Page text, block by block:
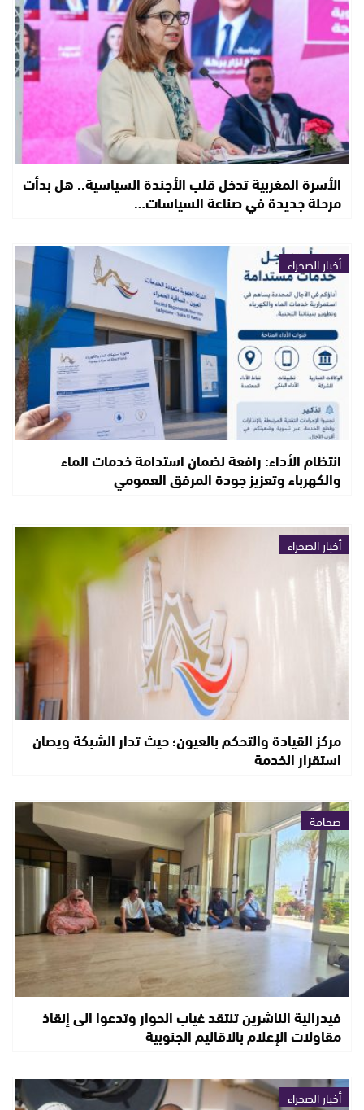
الأسرة المغربية تدخل قلب الأجندة السياسية.. هل بدأت
مرحلة جديدة في صناعة السياسات…
أخبار الصحراء
انتظام الأداء: رافعة لضمان استدامة خدمات الماء
والكهرباء وتعزيز جودة المرفق العمومي
أخبار الصحراء
مركز القيادة والتحكم بالعيون؛ حيث تدار الشبكة ويصان
استقرار الخدمة
صحافة
فيدرالية الناشرين تنتقد غياب الحوار وتدعوا الى إنقاذ
مقاولات الإعلام بالاقاليم الجنوبية
أخبار الصحراء